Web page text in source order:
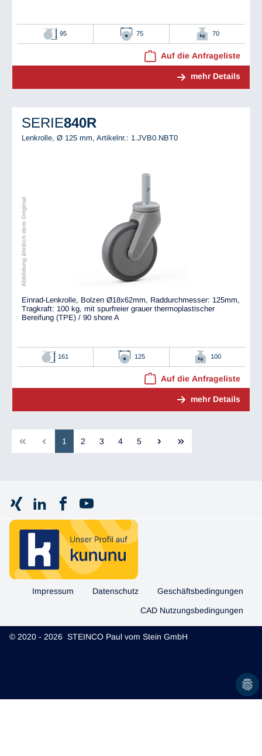
95 75 70
Auf die Anfrageliste
mehr Details
SERIE840R
Lenkrolle, Ø 125 mm, Artikelnr.: 1.JVB0.NBT0
Abbildung ähnlich dem Original
Einrad-Lenkrolle, Bolzen Ø18x62mm, Raddurchmesser: 125mm,
Tragkraft: 100 kg, mit spurfreier grauer thermoplastischer
Bereifung (TPE) / 90 shore A
161 125 100
Auf die Anfrageliste
mehr Details
1 2 3 4 5
Impressum Datenschutz Geschäftsbedingungen
CAD Nutzungsbedingungen
© 2020 - 2026 STEINCO Paul vom Stein GmbH